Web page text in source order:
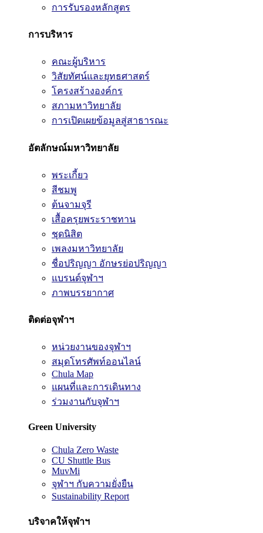
การรับรองหลักสูตร
การบริหาร
คณะผู้บริหาร
วิสัยทัศน์และยุทธศาสตร์
โครงสร้างองค์กร
สภามหาวิทยาลัย
การเปิดเผยข้อมูลสู่สาธารณะ
อัตลักษณ์มหาวิทยาลัย
พระเกี้ยว
สีชมพู
ต้นจามจุรี
เสื้อครุยพระราชทาน
ชุดนิสิต
เพลงมหาวิทยาลัย
ชื่อปริญญา อักษรย่อปริญญา
แบรนด์จุฬาฯ
ภาพบรรยากาศ
ติดต่อจุฬาฯ
หน่วยงานของจุฬาฯ
สมุดโทรศัพท์ออนไลน์
Chula Map
แผนที่และการเดินทาง
ร่วมงานกับจุฬาฯ
Green University
Chula Zero Waste
CU Shuttle Bus
MuvMi
จุฬาฯ กับความยั่งยืน
Sustainability Report
บริจาคให้จุฬาฯ